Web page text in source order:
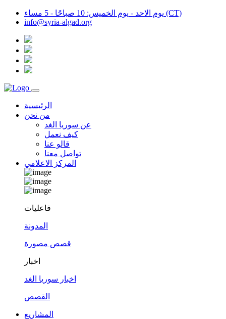
يوم الاحد - يوم الخميس: 10 صباحًا - 5 مساء (CT)
info@syria-algad.org
الرئيسية
من نحن
عن سوريا الغد
كيف نعمل
قالو عنا
تواصل معنا
المركز الاعلامي
فاعليات
المدونة
قصص مصورة
اخبار
اخبار سوريا الغد
القصص
المشاريع